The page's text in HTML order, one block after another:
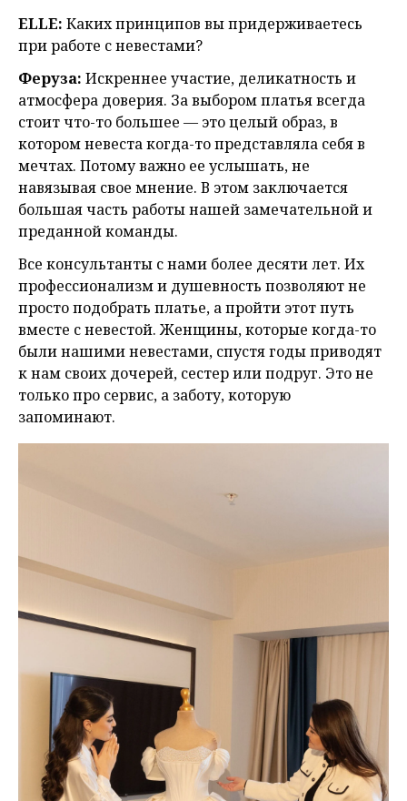
ELLE: Каких принципов вы придерживаетесь
при работе с невестами?
Феруза: Искреннее участие, деликатность и
атмосфера доверия. За выбором платья всегда
стоит что-то большее — это целый образ, в
котором невеста когда-то представляла себя в
мечтах. Потому важно ее услышать, не
навязывая свое мнение. В этом заключается
большая часть работы нашей замечательной и
преданной команды.
Все консультанты с нами более десяти лет. Их
профессионализм и душевность позволяют не
просто подобрать платье, а пройти этот путь
вместе с невестой. Женщины, которые когда-то
были нашими невестами, спустя годы приводят
к нам своих дочерей, сестер или подруг. Это не
только про сервис, а заботу, которую
запоминают.